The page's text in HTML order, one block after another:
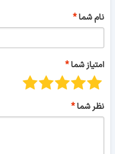
نام شما
امتیاز شما
نظر شما